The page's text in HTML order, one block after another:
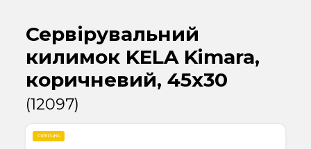
Сервірувальний
килимок KELA Kimara,
коричневий, 45х30
(12097)
СУПЕРЦІНА